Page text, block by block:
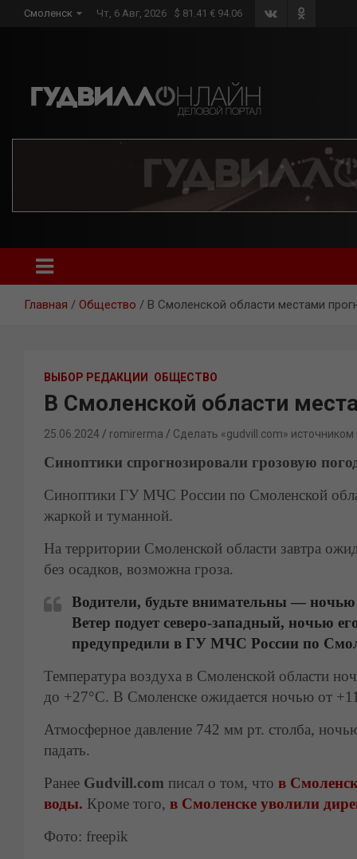
Смоленск Чт, 6 Авг, 2026 $ 81.41 € 94.06
Главная Общество В Смоленской области местами
ВЫБОР РЕДАКЦИИ ОБЩЕСТВО
В Смоленской области
25.06.2024 romirerma Сделать «gudvill.com» источником
Синоптики спрогнозировали грозовую
Синоптики ГУ МЧС России по Смоленской
жаркой и туманной.
На территории Смоленской области завтра
без осадков, возможна гроза.
Водители, будьте внимательны —
Ветер подует северо-западный, ночью
предупредили в ГУ МЧС России по
Температура воздуха в Смоленской области
до +27°C. В Смоленске ожидается ночью от
Атмосферное давление 742 мм рт. столба,
падать.
Ранее Gudvill.com писал о том, что в
воды. Кроме того, в Смоленске уволили
Фото: freepik